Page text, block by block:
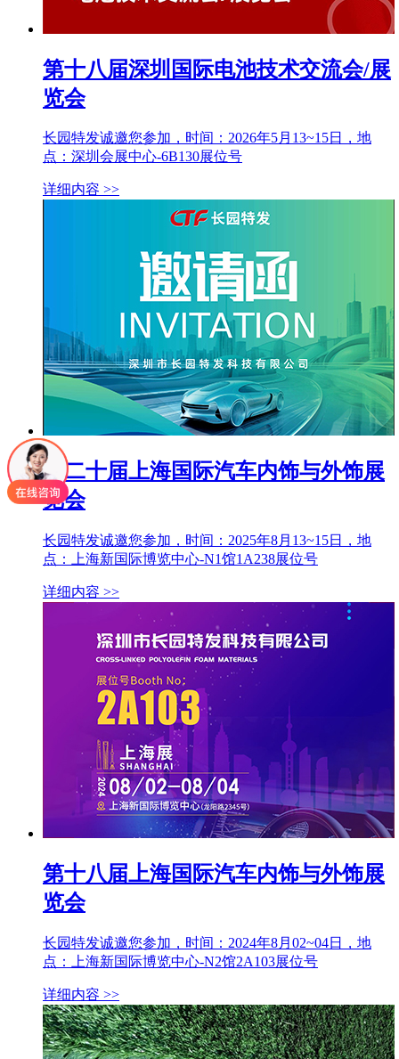
第十八届深圳国际电池技术交流会/展
览会
长园特发诚邀您参加，时间：2026年5月13~15日，地
点：深圳会展中心-6B130展位号
详细内容 >>
第二十届上海国际汽车内饰与外饰展
览会
长园特发诚邀您参加，时间：2025年8月13~15日，地
点：上海新国际博览中心-N1馆1A238展位号
详细内容 >>
第十八届上海国际汽车内饰与外饰展
览会
长园特发诚邀您参加，时间：2024年8月02~04日，地
点：上海新国际博览中心-N2馆2A103展位号
详细内容 >>